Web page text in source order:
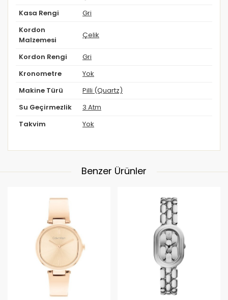
Kasa Rengi Gri
Kordon
Malzemesi
Çelik
Kordon Rengi Gri
Kronometre Yok
Makine Türü Pilli (Quartz)
Su Geçirmezlik 3 Atm
Takvim Yok
Benzer Ürünler